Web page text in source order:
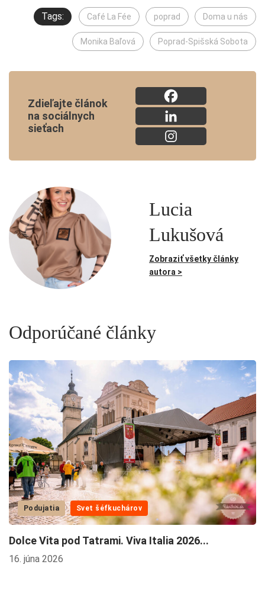
Tags: Café La Fée poprad Doma u nás
Monika Baľová Poprad-Spišská Sobota
Zdieľajte článok
na sociálnych
sieťach
Lucia
Lukušová
Zobraziť všetky články
autora >
Odporúčané články
Podujatia Svet šéfkuchárov
Dolce Vita pod Tatrami. Viva Italia 2026...
16. júna 2026